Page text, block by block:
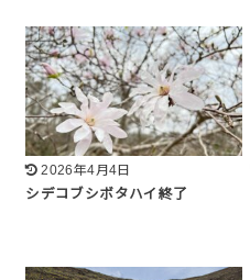
2026年4月4日
シデコブシボタハイ終了